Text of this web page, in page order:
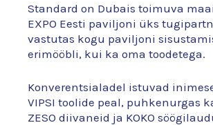
Standard on Dubais toimuva
EXPO Eesti paviljoni üks
vastutas kogu paviljoni
erimööbli, kui ka oma toodetega.
Konverentsialadel istuvad
VIPSI toolide peal, puhkenurgas
ZESO diivaneid ja KOKO